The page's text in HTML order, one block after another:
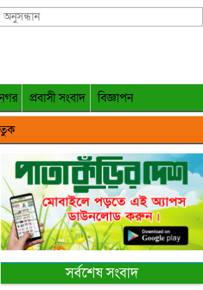
প্রবাসী সংবাদ
বিজ্ঞাপন
সর্বশেষ সংবাদ